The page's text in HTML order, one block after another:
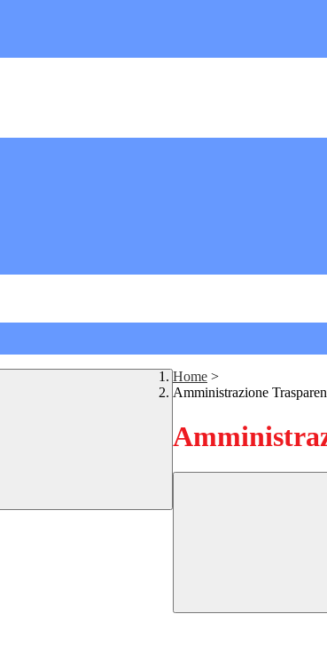
Home >
Amministrazione